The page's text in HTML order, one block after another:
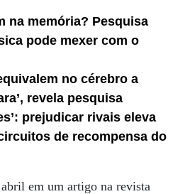
na memória? Pesquisa
pode mexer com o
no cérebro a
revela pesquisa
prejudicar rivais eleva
de recompensa do
em um artigo na revista